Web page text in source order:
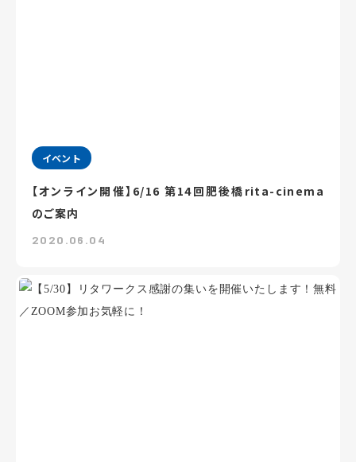
イベント
【オンライン開催】6/16 第14回肥後橋rita-cinema
のご案内
2020.06.04